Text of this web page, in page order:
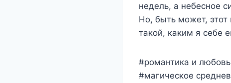
недель, а небесное
Но, быть может, этот
такой, каким я себе
#романтика и любовь
#магическое